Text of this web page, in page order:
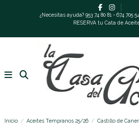
¿Necesitas ayuda? 953 74 80 81 - 674 705
RESERVA tu Cata de
Inicio Aceites Tempranos 25/26 Castillo de